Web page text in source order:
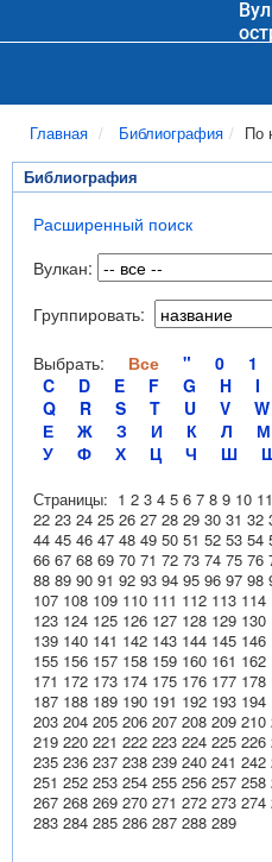
Главная Библиография По
Библиография
Расширенный поиск
Вулкан:
Группировать:
Выбрать: Все " 0 1
C
D E F G H I
Q
R S T U V W
Е
Ж З И К Л М
У
Ф Х Ц Ч Ш
Страницы: 1 2 3 4 5 6 7 8 9 10 11
22 23 24 25 26 27 28 29 30 31 32
44 45 46 47 48 49 50 51 52 53 54
66 67 68 69 70 71 72 73 74 75 76
88 89 90 91 92 93 94 95 96 97 98
107 108 109 110 111 112 113 114
123 124 125 126 127 128 129 130
139 140 141 142 143 144 145 146
155 156 157 158 159 160 161 162
171 172 173 174 175 176 177 178
187 188 189 190 191 192 193 194
203 204 205 206 207 208 209 210
219 220 221 222 223 224 225 226
235 236 237 238 239 240 241 242
251 252 253 254 255 256 257 258
267 268 269 270 271 272 273 274
283 284 285 286 287 288 289